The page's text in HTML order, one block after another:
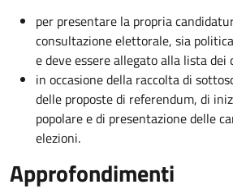
per presentare la propria
consultazione elettorale, sia
e deve essere allegato alla lista dei
in occasione della raccolta di
delle proposte di referendum, di
popolare e di presentazione delle
elezioni.
Approfondimenti